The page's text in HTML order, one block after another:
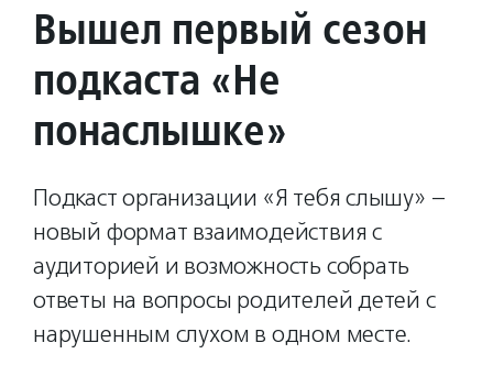
Вышел первый сезон
подкаста «Не
понаслышке»
Подкаст организации «Я тебя слышу» –
новый формат взаимодействия с
аудиторией и возможность собрать
ответы на вопросы родителей детей с
нарушенным слухом в одном месте.